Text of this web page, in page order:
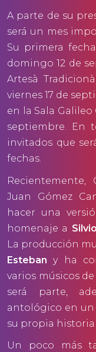
A parte de su
será un mes
Su primera
domingo 12 de
Artesà
viernes 17 de
en la Sala Galileo
septiembre. En
invitados que
fechas.
Juan Gómez
hacer una
homenaje a
La producción
Esteban y ha
varios músicos
será parte,
antológico en un
su propia historia
Un poco más